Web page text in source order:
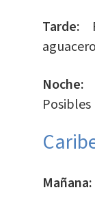
Tarde:
Mañana: